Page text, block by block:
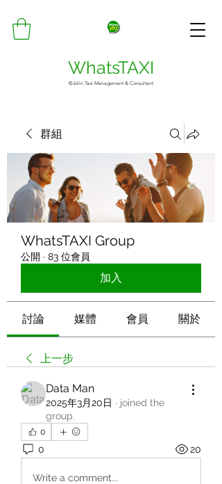
WhatsTAXI
©Jolin Taxi Management & Consultant
群組
WhatsTAXI Group
公開 · 83 位會員
加入
討論 媒體 會員 關於
上一步
Data Man
2025年3月20日 · joined the
group.
0
0 20
Write a comment...